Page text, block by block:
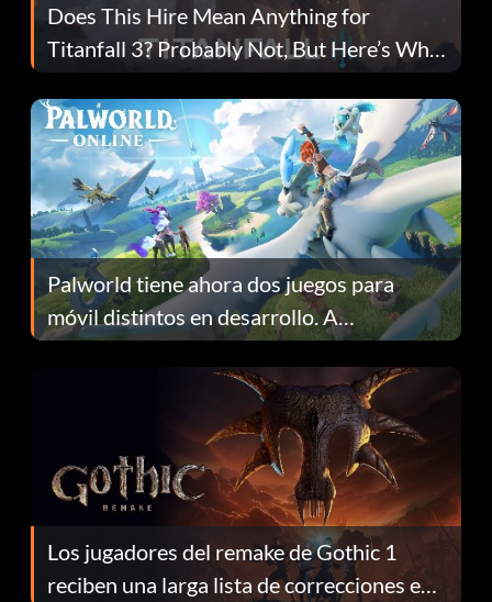
Does This Hire Mean Anything for
Titanfall 3? Probably Not, But Here’s Why
Fans Are Hopeful
Palworld tiene ahora dos juegos para
móvil distintos en desarrollo. A
continuación te explicamos por qué.
Los jugadores del remake de Gothic 1
reciben una larga lista de correcciones en